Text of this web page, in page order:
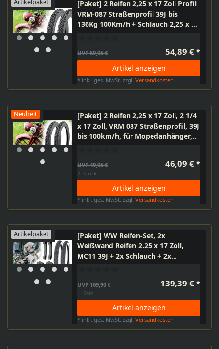
Artikelpaket
[Paket] 2 Reifen 2,25 x 17 Zoll Profil
VRM-087 Straßenprofil 39J bis
136Kg 100Km/h + Schlauch 2,25 x 17
UVP 59,95 € 54,89 € *
Artikel anzeigen
* inkl. ges. MwSt. zzgl.Versandkosten
Neuheit
[Paket] 2 Reifen 2,25 x 17 Zoll, 2 1/4
x 17 Zoll, VRM 087 Straßenprofil, 39J
bis 100km/h, für Mopedanhänger,
UVP 49,95 € 46,09 € *
2 Stück
Artikel anzeigen
* inkl. ges. MwSt. zzgl.Versandkosten
Artikelpaket
[Paket] WW Reifen-Set, 2x
Weißwand Reifen 2.25 x 17 Zoll,
MC11 39J + 2x Schlauch + 2x
UVP 169,90 € 139,39 € *
1 Satz
Artikel anzeigen
* inkl. ges. MwSt. zzgl.Versandkosten